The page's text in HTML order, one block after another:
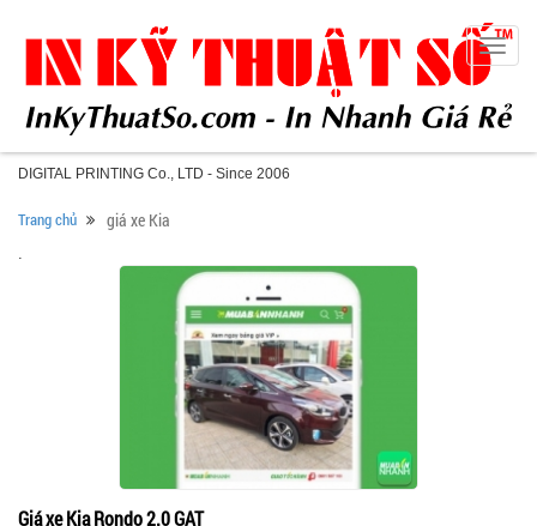
DIGITAL PRINTING Co., LTD - Since 2006
Toggle
Trang chủ giá xe Kia
.
Giá xe Kia Rondo 2.0 GAT